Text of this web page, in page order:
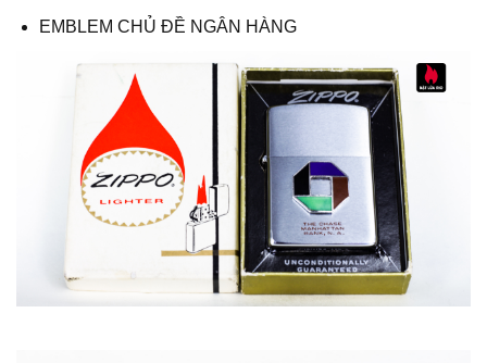
EMBLEM CHỦ ĐỀ NGÂN HÀNG